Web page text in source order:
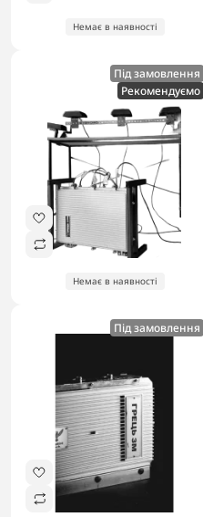
Немає в наявності
Під замовлення
Рекомендуємо
Немає в наявності
Під замовлення